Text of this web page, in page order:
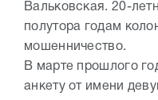
Вальковская. 20-
полутора годам
мошенничество.
В марте прошлого
анкету от имени